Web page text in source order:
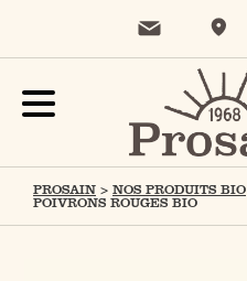
PROSAIN > NOS PRODUITS BIO
POIVRONS ROUGES BIO